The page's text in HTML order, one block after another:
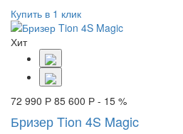
Купить в 1 клик
Хит
72 990 Р 85 600 Р - 15 %
Бризер Tion 4S Magic